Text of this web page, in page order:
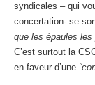
syndicales – qui
concertation- se
que les épaules
C’est surtout la
en faveur d’une